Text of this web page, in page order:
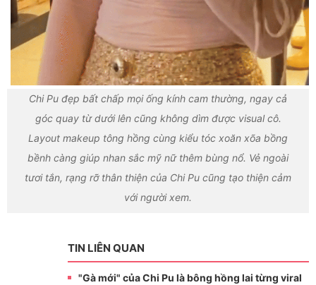
Chi Pu đẹp bất chấp mọi ống kính cam thường, ngay cả
góc quay từ dưới lên cũng không dìm được visual cô.
Layout makeup tông hồng cùng kiểu tóc xoăn xõa bồng
bềnh càng giúp nhan sắc mỹ nữ thêm bùng nổ. Vẻ ngoài
tươi tắn, rạng rỡ thân thiện của Chi Pu cũng tạo thiện cảm
với người xem.
TIN LIÊN QUAN
"Gà mới" của Chi Pu là bông hồng lai từng viral